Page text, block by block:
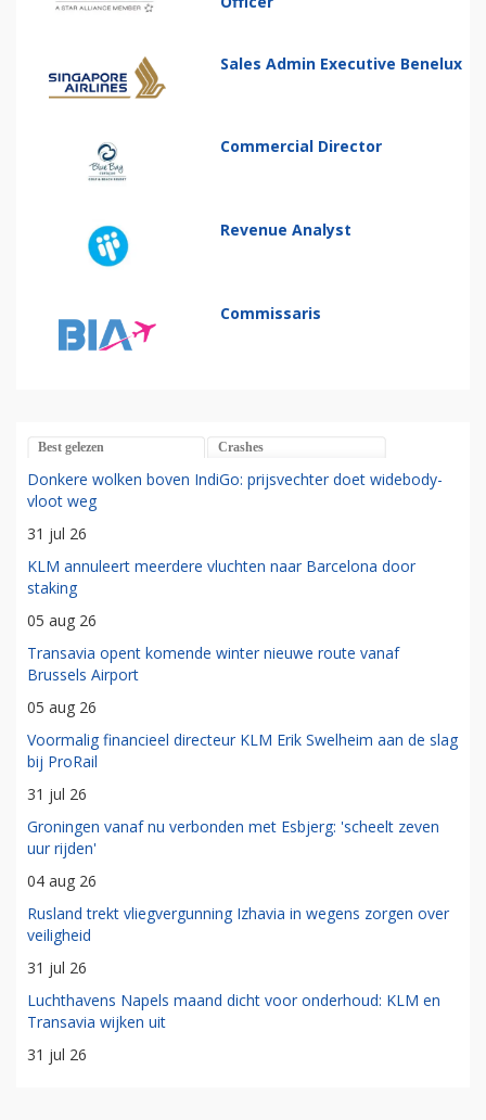
Sales Admin Executive Benelux
Commercial Director
Revenue Analyst
Commissaris
Best gelezen Crashes
Donkere wolken boven IndiGo: prijsvechter doet widebody-
vloot weg
31 jul 26
KLM annuleert meerdere vluchten naar Barcelona door
staking
05 aug 26
Transavia opent komende winter nieuwe route vanaf
Brussels Airport
05 aug 26
Voormalig financieel directeur KLM Erik Swelheim aan de slag
bij ProRail
31 jul 26
Groningen vanaf nu verbonden met Esbjerg: 'scheelt zeven
uur rijden'
04 aug 26
Rusland trekt vliegvergunning Izhavia in wegens zorgen over
veiligheid
31 jul 26
Luchthavens Napels maand dicht voor onderhoud: KLM en
Transavia wijken uit
31 jul 26